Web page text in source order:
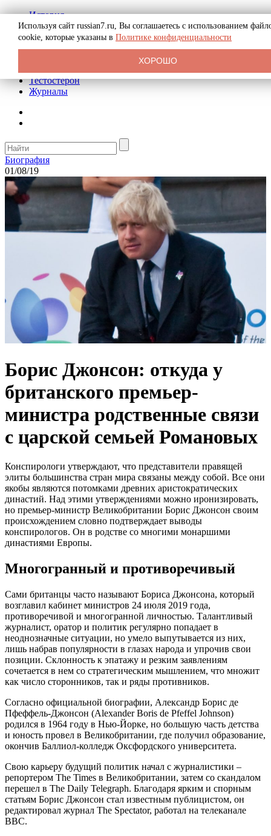
История
Биография
Криминал
Реклама на сайте
Тестостерон
Журналы
Биография
01/08/19
Борис Джонсон: откуда у
британского премьер-
министра родственные связи
с царской семьей Романовых
Конспирологи утверждают, что представители правящей
элиты большинства стран мира связаны между собой. Все они
якобы являются потомками древних аристократических
династий. Над этими утверждениями можно иронизировать,
но премьер-министр Великобритании Борис Джонсон своим
происхождением словно подтверждает выводы
конспирологов. Он в родстве со многими монаршими
династиями Европы.
Многогранный и противоречивый
Сами британцы часто называют Бориса Джонсона, который
возглавил кабинет министров 24 июля 2019 года,
противоречивой и многогранной личностью. Талантливый
журналист, оратор и политик регулярно попадает в
неоднозначные ситуации, но умело выпутывается из них,
лишь набрав популярности в глазах народа и упрочив свои
позиции. Склонность к эпатажу и резким заявлениям
сочетается в нем со стратегическим мышлением, что множит
как число сторонников, так и ряды противников.
Согласно официальной биографии, Александр Борис де
Пфеффель-Джонсон (Alexander Boris de Pfeffel Johnson)
родился в 1964 году в Нью-Йорке, но большую часть детства
и юность провел в Великобритании, где получил образование,
окончив Баллиол-колледж Оксфордского университета.
Свою карьеру будущий политик начал с журналистики –
репортером The Times в Великобритании, затем со скандалом
перешел в The Daily Telegraph. Благодаря ярким и спорным
статьям Борис Джонсон стал известным публицистом, он
редактировал журнал The Spectator, работал на телеканале
ВВС.
Используя сайт russian7.ru, Вы соглашаетесь с использованием
cookie, которые указаны в Политике конфиденциальности
ХОРОШО